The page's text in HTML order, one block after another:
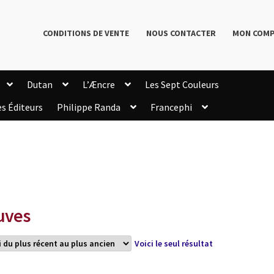
CONDITIONS DE VENTE NOUS CONTACTER MON
Dutan L’Æncre
Les Sept Couleurs
Éditeurs Philippe Randa
Francephi
Voici le seul résultat